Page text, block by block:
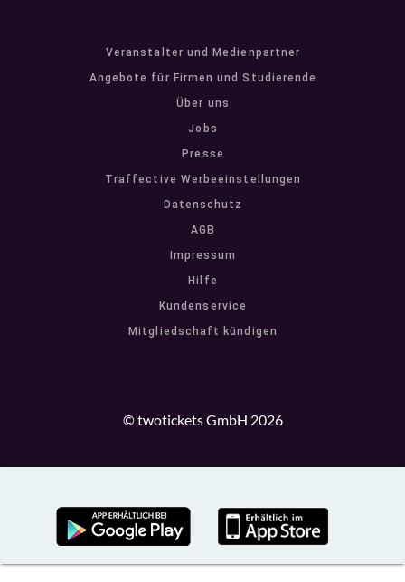
Veranstalter und Medienpartner
Angebote für Firmen und Studierende
Über uns
Jobs
Presse
Traffective Werbeeinstellungen
Datenschutz
AGB
Impressum
Hilfe
Kundenservice
Mitgliedschaft kündigen
© twotickets GmbH 2026